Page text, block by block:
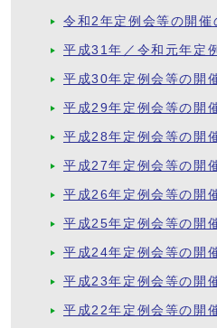
令和2年定例会等の開催
平成31年／令和元年定
平成30年定例会等の開
平成29年定例会等の開
平成28年定例会等の開
平成27年定例会等の開
平成26年定例会等の開
平成25年定例会等の開
平成24年定例会等の開
平成23年定例会等の開
平成22年定例会等の開